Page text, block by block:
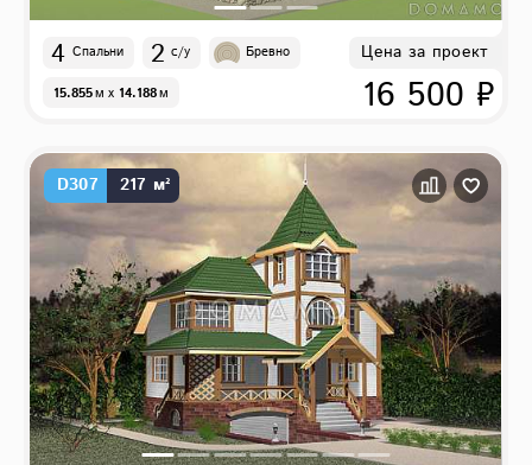
4 Спальни 2 с/у Бревно
15.855м x 14.188м
Цена за проект
16 500 ₽
D307 217 м²